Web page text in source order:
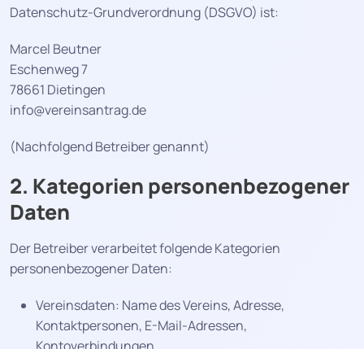
Datenschutz-Grundverordnung (DSGVO) ist:
Marcel Beutner
Eschenweg 7
78661 Dietingen
info@vereinsantrag.de
(Nachfolgend Betreiber genannt)
2. Kategorien personenbezogener
Daten
Der Betreiber verarbeitet folgende Kategorien
personenbezogener Daten:
Vereinsdaten: Name des Vereins, Adresse,
Kontaktpersonen, E-Mail-Adressen,